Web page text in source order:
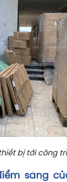
bị tới công
sáng